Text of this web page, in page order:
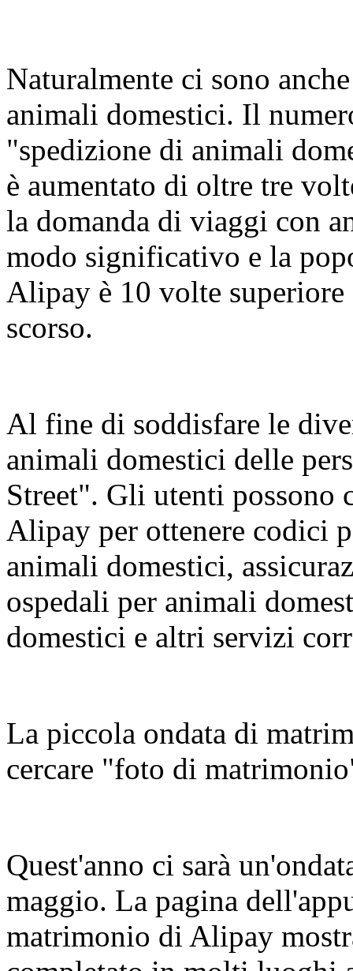
Naturalmente ci sono
animali domestici. Il
"spedizione di animali
è aumentato di oltre tre
la domanda di viaggi con
modo significativo e la
Alipay è 10 volte
scorso.
Al fine di soddisfare le
animali domestici delle
Street". Gli utenti possono
Alipay per ottenere codici
animali domestici,
ospedali per animali
domestici e altri servizi
La piccola ondata di
cercare "foto di
Quest'anno ci sarà
maggio. La pagina
matrimonio di Alipay